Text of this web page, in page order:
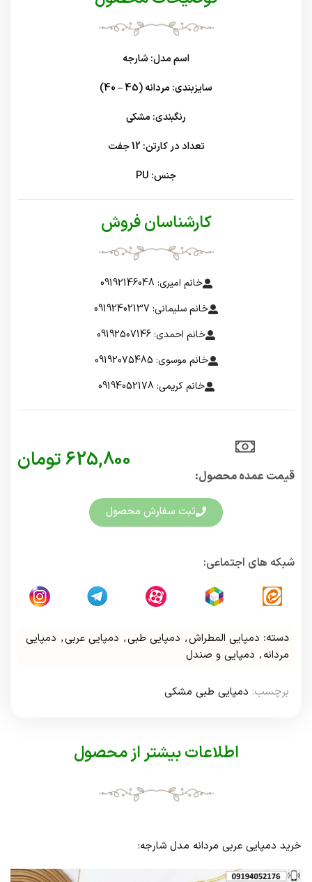
اسم مدل: شارجه
سایزبندی: مردانه (45 – 40)
رنگبندی: مشکی
تعداد در کارتن: 12 جفت
جنس: PU
کارشناسان فروش
خانم امیری: 09192146048
خانم سلیمانی: 09192402137
خانم احمدی: 09192507146
خانم موسوی: 09192075485
خانم کریمی: 09194052178
قیمت عمده محصول:​
625,800تومان
ثبت سفارش محصول
شبکه های اجتماعی:
دسته: دمپایی المطراش, دمپایی طبی, دمپایی عربی, دمپایی
مردانه, دمپایی و صندل
برچسب: دمپایی طبی مشکی
اطلاعات بیشتر از محصول
خرید دمپایی عربی مردانه مدل شارجه: